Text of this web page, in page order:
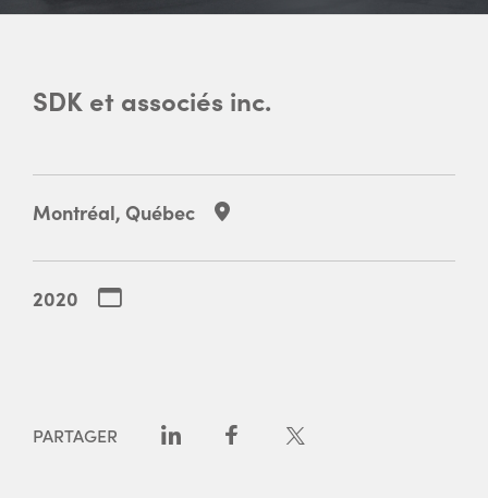
SDK et associés inc.
Montréal, Québec
2020
PARTAGER